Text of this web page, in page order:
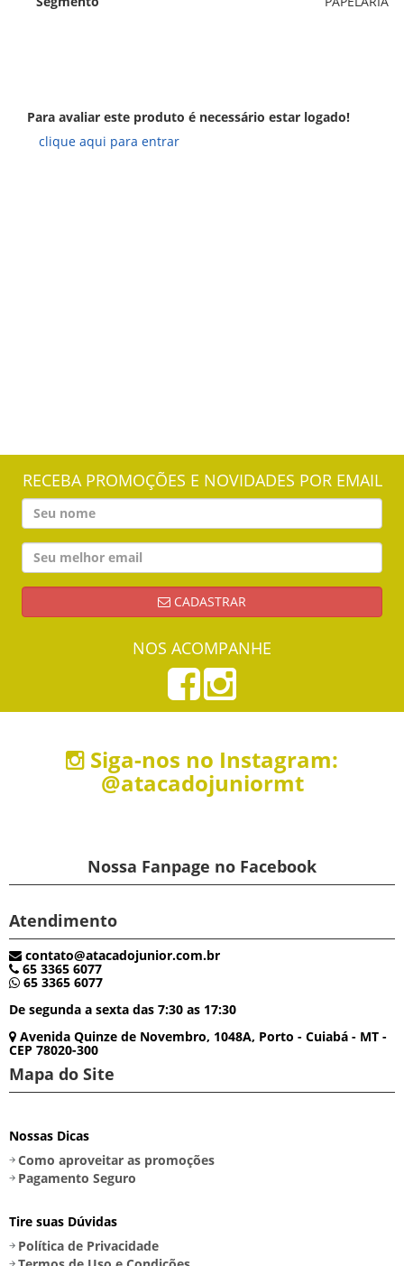
Para avaliar este produto é necessário estar logado!
clique aqui para entrar
RECEBA PROMOÇÕES E NOVIDADES POR EMAIL
CADASTRAR
NOS ACOMPANHE
Siga-nos no Instagram:
@atacadojuniormt
Nossa Fanpage no Facebook
Atendimento
contato@atacadojunior.com.br
65 3365 6077
65 3365 6077
De segunda a sexta das 7:30 as 17:30
Avenida Quinze de Novembro, 1048A, Porto - Cuiabá - MT -
CEP 78020-300
Mapa do Site
Nossas Dicas
Como aproveitar as promoções
Pagamento Seguro
Tire suas Dúvidas
Política de Privacidade